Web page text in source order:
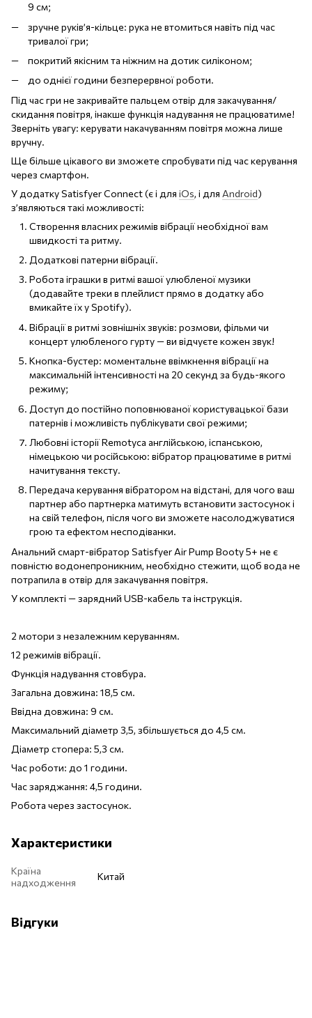
9 см;
зручне руків’я-кільце: рука не втомиться навіть під час
тривалої гри;
покритий якісним та ніжним на дотик силіконом;
до однієї години безперервної роботи.
Під час гри не закривайте пальцем отвір для закачування/
скидання повітря, інакше функція надування не працюватиме!
Зверніть увагу: керувати накачуванням повітря можна лише
вручну.
Ще більше цікавого ви зможете спробувати під час керування
через смартфон.
У додатку Satisfyer Connect (є і для iOs, і для Android)
з’являються такі можливості:
Створення власних режимів вібрації необхідної вам
швидкості та ритму.
Додаткові патерни вібрації.
Робота іграшки в ритмі вашої улюбленої музики
(додавайте треки в плейлист прямо в додатку або
вмикайте їх у Spotify).
Вібрації в ритмі зовнішніх звуків: розмови, фільми чи
концерт улюбленого гурту — ви відчуєте кожен звук!
Кнопка-бустер: моментальне ввімкнення вібрації на
максимальній інтенсивності на 20 секунд за будь-якого
режиму;
Доступ до постійно поповнюваної користувацької бази
патернів і можливість публікувати свої режими;
Любовні історії Remotyca англійською, іспанською,
німецькою чи російською: вібратор працюватиме в ритмі
начитування тексту.
Передача керування вібратором на відстані, для чого ваш
партнер або партнерка матимуть встановити застосунок і
на свій телефон, після чого ви зможете насолоджуватися
грою та ефектом несподіванки.
Анальний смарт-вібратор Satisfyer Air Pump Booty 5+ не є
повністю водонепроникним, необхідно стежити, щоб вода не
потрапила в отвір для закачування повітря.
У комплекті — зарядний USB-кабель та інструкція.
2 мотори з незалежним керуванням.
12 режимів вібрації.
Функція надування стовбура.
Загальна довжина: 18,5 см.
Ввідна довжина: 9 см.
Максимальний діаметр 3,5, збільшується до 4,5 см.
Діаметр стопера: 5,3 см.
Час роботи: до 1 години.
Час заряджання: 4,5 години.
Робота через застосунок.
Характеристики
Країна
надходження
Китай
Відгуки